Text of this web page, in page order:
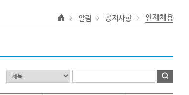
알림 공지사항 인재채용